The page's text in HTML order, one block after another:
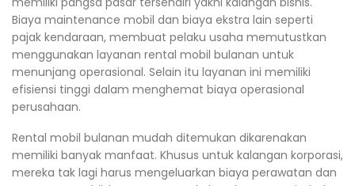
Biaya maintenance mobil dan biaya ekstra lain seperti
pajak kendaraan, membuat pelaku usaha memutustkan
menggunakan layanan rental mobil bulanan untuk
menunjang operasional. Selain itu layanan ini memiliki
efisiensi tinggi dalam menghemat biaya operasional
perusahaan.
Rental mobil bulanan mudah ditemukan dikarenakan
memiliki banyak manfaat. Khusus untuk kalangan korporasi,
mereka tak lagi harus mengeluarkan biaya perawatan dan